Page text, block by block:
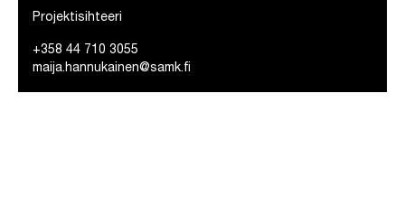
Projektisihteeri
+358 44 710 3055
maija.hannukainen@samk.fi